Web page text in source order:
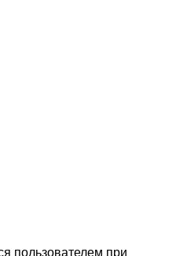
пользователем при